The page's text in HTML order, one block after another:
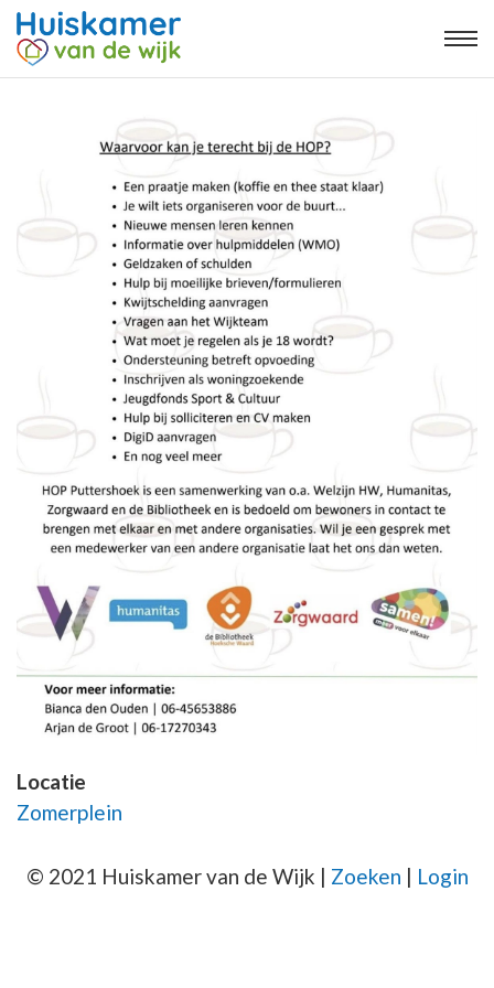
Locatie
Zomerplein
© 2021 Huiskamer van de Wijk | Zoeken | Login